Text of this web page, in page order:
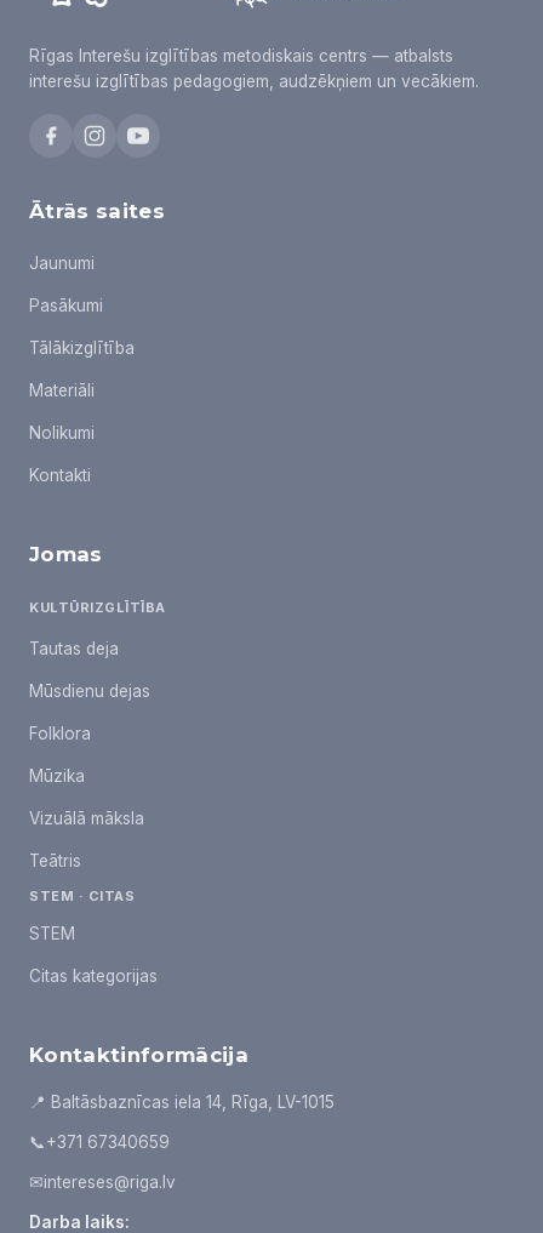
Rīgas Interešu izglītības metodiskais centrs — atbalsts
interešu izglītības pedagogiem, audzēkņiem un vecākiem.
Ātrās saites
Jaunumi
Pasākumi
Tālākizglītība
Materiāli
Nolikumi
Kontakti
Jomas
KULTŪRIZGLĪTĪBA
Tautas deja
Mūsdienu dejas
Folklora
Mūzika
Vizuālā māksla
Teātris
STEM · CITAS
STEM
Citas kategorijas
Kontaktinformācija
📍 Baltāsbaznīcas iela 14, Rīga, LV-1015
📞+371 67340659
✉intereses@riga.lv
Darba laiks: